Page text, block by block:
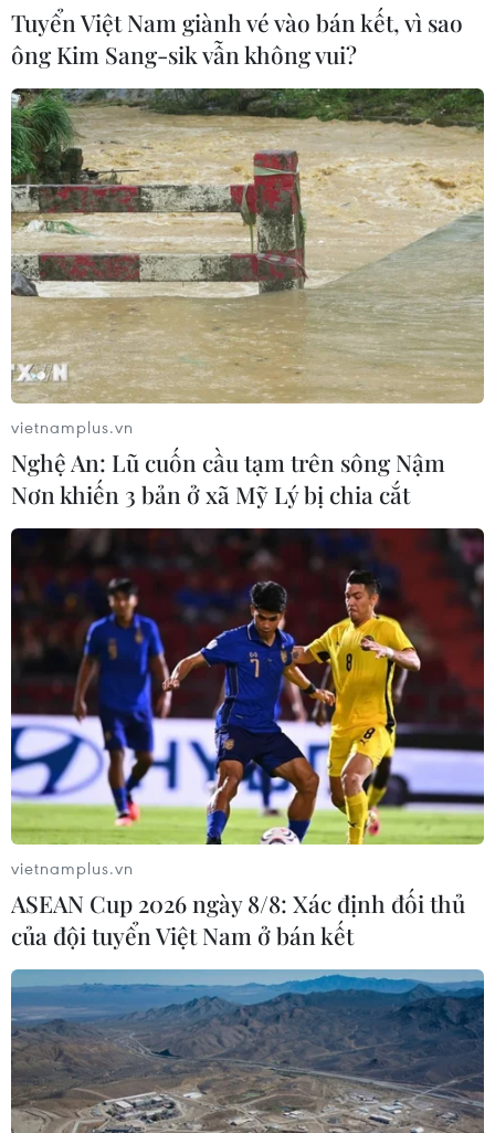
Giải thưởng Hội Nhà văn Việt Nam năm 2023:
Văn xuôi ‘áp đảo’ thơ
Những điểm đặc biệt trong 20 đề cử Gương
mặt trẻ Việt Nam tiêu biểu năm 2023
Phim Việt “tung hoành” bảng
xếp hạng doanh thu khủng năm 2023
Nhật Bản: Thặng dư tài khoản vãng lai tăng
gấp đôi trong năm 2023
Đẩy mạnh số hóa, xanh hóa thúc đẩy chất
lượng ngành bưu chính
TIN LIÊN QUAN
UBS lỗ nhiều hơn dự báo sau thương vụ
mua lại Credit Suisse
07/11/2023 11:27
Theo thông báo, UBS lỗ ròng 785 triệu USD trong quý 3,
lớn hơn nhiều so với mức dự báo lỗ 430 triệu USD mà
các nhà phân tích đưa ra trước đó.
Tuyển Việt Nam giành vé vào bán kết, vì sao
ông Kim Sang-sik vẫn không vui?
vietnamplus.vn
Nghệ An: Lũ cuốn cầu tạm trên sông Nậm
Nơn khiến 3 bản ở xã Mỹ Lý bị chia cắt
vietnamplus.vn
ASEAN Cup 2026 ngày 8/8: Xác định đối thủ
của đội tuyển Việt Nam ở bán kết